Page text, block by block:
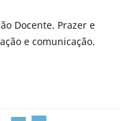
Docente. Prazer e
e comunicação.